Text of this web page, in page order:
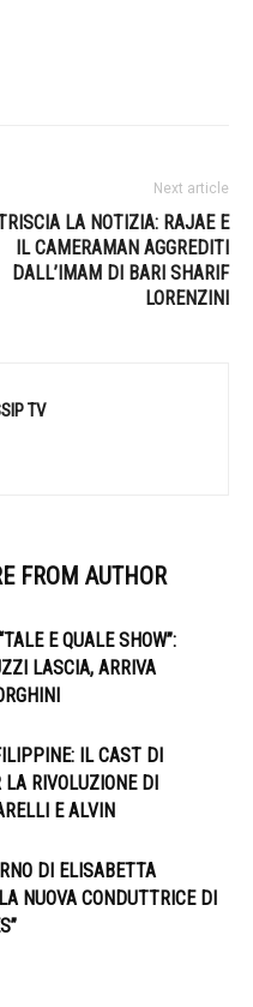
Next article
LA NOTIZIA: RAJAE E
IL CAMERAMAN AGGREDITI
DALL’IMAM DI BARI SHARIF
LORENZINI
TV
FROM AUTHOR
E QUALE SHOW”:
LASCIA, ARRIVA
IL CAST DI
LA RIVOLUZIONE DI
E ALVIN
DI ELISABETTA
NUOVA CONDUTTRICE DI